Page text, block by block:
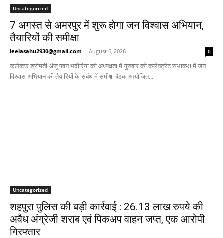
Uncategorized
7 अगस्त से अमरपुर में शुरू होगा जन विश्वास अभियान,
तैयारियों की समीक्षा
leelasahu2930@gmail.com - August 6, 2026 0
कलेक्टर श्रीमती अंजू पवन भदौरिया की अध्यक्षता में गुरुवार को कलेक्ट्रेट सभाकक्ष में जन
विश्वास अभियान की तैयारियों के संबंध में समीक्षा बैठक आयोजित...
Uncategorized
शहपुरा पुलिस की बड़ी कार्रवाई : 26.13 लाख रुपये की
अवैध अंग्रेजी शराब एवं पिकअप वाहन जप्त, एक आरोपी
गिरफ्तार